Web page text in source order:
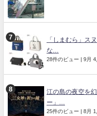
「しまむら」ス
な...
28件のビュー | 9月
江の島の夜空を
ー」...
25件のビュー | 8月